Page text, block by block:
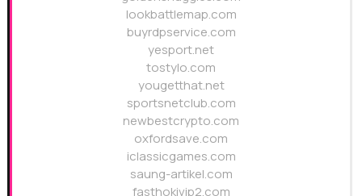
lookbattlemap.com
buyrdpservice.com
yesport.net
tostylo.com
yougetthat.net
sportsnetclub.com
newbestcrypto.com
oxfordsave.com
iclassicgames.com
saung-artikel.com
fasthokivip2.com